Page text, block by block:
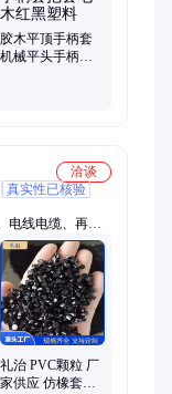
胶木平顶手柄套
机械平头手柄套
洽谈
真实性已核验
电线电缆、再生
线料、TPE、
PPO、ABS、
PA
礼治 PVC颗粒 厂
家供应 仿橡套防